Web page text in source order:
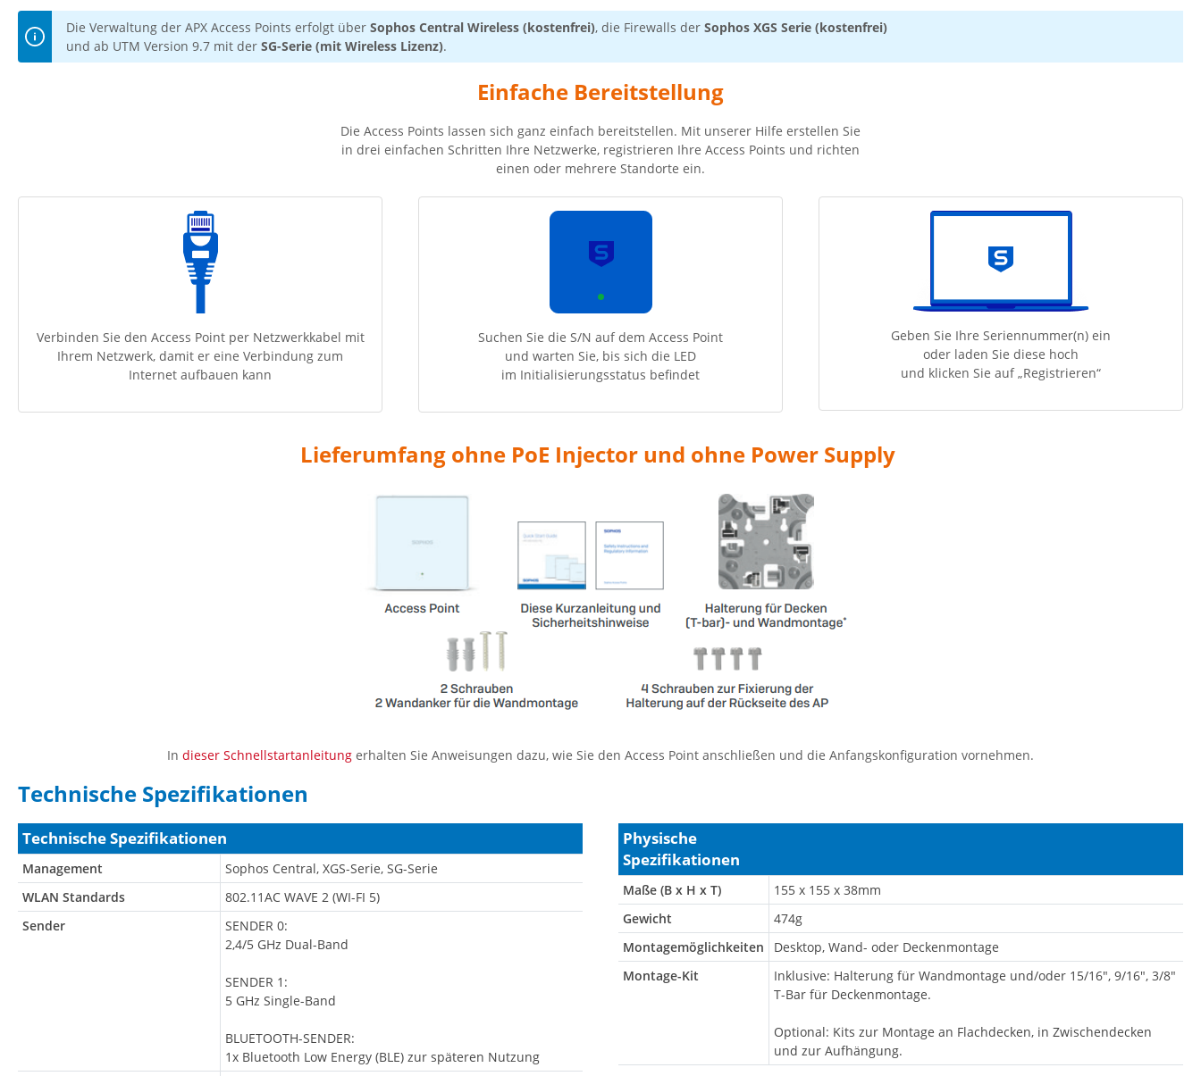
Die Verwaltung der APX Access Points erfolgt über Sophos Central Wireless (kostenfrei), die Firewalls der Sophos XGS Serie (kostenfrei)
und ab UTM Version 9.7 mit der SG-Serie (mit Wireless Lizenz).
Einfache Bereitstellung
Die Access Points lassen sich ganz einfach bereitstellen. Mit unserer Hilfe erstellen Sie
in drei einfachen Schritten Ihre Netzwerke, registrieren Ihre Access Points und richten
einen oder mehrere Standorte ein.
Verbinden Sie den Access Point per Netzwerkkabel mit
Ihrem Netzwerk, damit er eine Verbindung zum
Internet aufbauen kann
Suchen Sie die S/N auf dem Access Point
und warten Sie, bis sich die LED
im Initialisierungsstatus befindet
Geben Sie Ihre Seriennummer(n) ein
oder laden Sie diese hoch
und klicken Sie auf „Registrieren“
Lieferumfang ohne PoE Injector und ohne Power Supply
In dieser Schnellstartanleitung erhalten Sie Anweisungen dazu, wie Sie den Access Point anschließen und die Anfangskonfiguration vornehmen.
Technische Spezifikationen
Technische Spezifikationen
Management
Sophos Central, XGS-Serie, SG-Serie
WLAN Standards
802.11AC WAVE 2 (WI-FI 5)
Sender
SENDER 0:
2,4/5 GHz Dual-Band
SENDER 1:
5 GHz Single-Band
BLUETOOTH-SENDER:
1x Bluetooth Low Energy (BLE) zur späteren Nutzung
Physische
Spezifikationen
Maße (B x H x T)
155 x 155 x 38mm
Gewicht
474g
Montagemöglichkeiten
Desktop, Wand- oder Deckenmontage
Montage-Kit
Inklusive: Halterung für Wandmontage und/oder 15/16", 9/16", 3/8"
T-Bar für Deckenmontage.
Optional: Kits zur Montage an Flachdecken, in Zwischendecken
und zur Aufhängung.